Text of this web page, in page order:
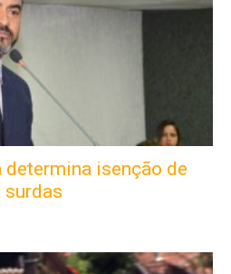
determina isenção de
surdas